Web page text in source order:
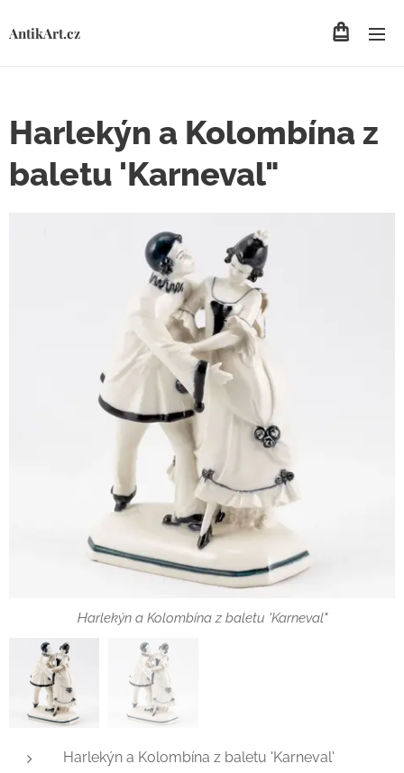
AntikArt.cz
Harlekýn a Kolombína z
baletu 'Karneval"
Harlekýn a Kolombína z baletu 'Karneval"
Harlekýn a Kolombína z baletu 'Karneval'